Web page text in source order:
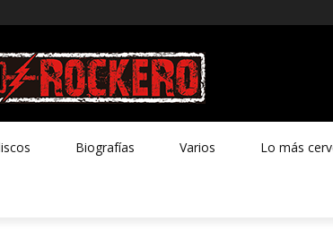
Biografías Varios Lo más